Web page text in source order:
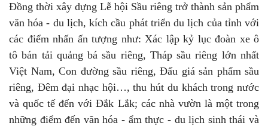
Đồng thời xây dựng Lễ hội Sầu riêng trở thành sản phẩm
văn hóa - du lịch, kích cầu phát triển du lịch của tỉnh với
các điểm nhấn ấn tượng như: Xác lập kỷ lục đoàn xe ô
tô bán tải quảng bá sầu riêng, Tháp sầu riêng lớn nhất
Việt Nam, Con đường sầu riêng, Đấu giá sản phẩm sầu
riêng, Đêm đại nhạc hội…, thu hút du khách trong nước
và quốc tế đến với Đắk Lắk; các nhà vườn là một trong
những điểm đến văn hóa - ẩm thực - du lịch sinh thái và